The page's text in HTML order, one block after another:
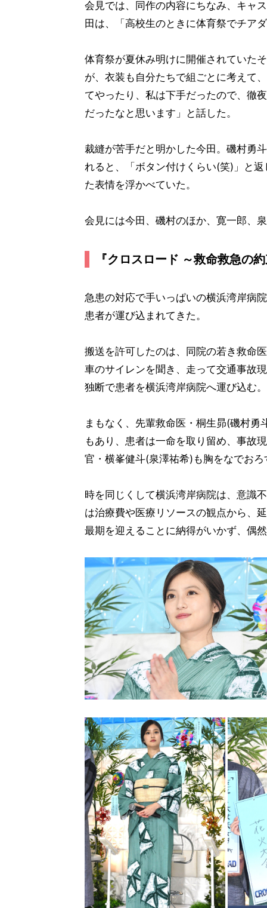
会見では、同作の内容にちなみ、キャ
田は、「高校生のときに体育祭でチア
体育祭が夏休み明けに開催されていた
が、衣装も自分たちで組ごとに考えて
てやったり、私は下手だったので、徹
だったなと思います」と話した。
裁縫が苦手だと明かした今田。磯村勇
れると、「ボタン付けくらい(笑)」と
た表情を浮かべていた。
会見には今田、磯村のほか、寛一郎、
『クロスロード ～救命救急の
急患の対応で手いっぱいの横浜湾岸病
患者が運び込まれてきた。
搬送を許可したのは、同院の若き救命
車のサイレンを聞き、走って交通事故
独断で患者を横浜湾岸病院へ運び込む。
まもなく、先輩救命医・桐生昴(磯村
もあり、患者は一命を取り留め、事故
官・横峯健斗(泉澤祐希)も胸をなでおろ
時を同じくして横浜湾岸病院は、意識
は治療費や医療リソースの観点から、
最期を迎えることに納得がいかず、偶